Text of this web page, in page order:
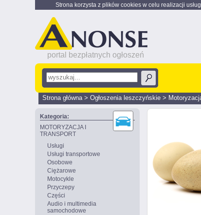
Strona korzysta z plików cookies w celu realizacji
portal bezpłatnych ogłoszeń
Strona główna> Ogłoszenia leszczyńskie >
Kategoria:
MOTORYZACJA I
TRANSPORT
Usługi
Usługi transportowe
Osobowe
Ciężarowe
Motocykle
Przyczepy
Części
Audio i multimedia
samochodowe